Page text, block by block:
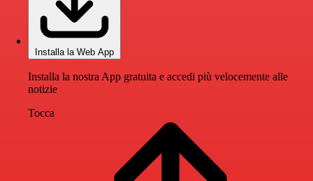
Installa la Web App
Installa la nostra App gratuita e accedi più velocemente alle
notizie
Tocca